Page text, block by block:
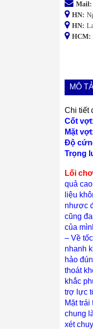
Mail:
HN:
HN:
HCM:
MÔ
Chi tiết
Cốt vợt:
Mặt vợt:
Độ
Trọng
Lối
quả
liệu
nhược
cũng
của
– Về
nhanh
hảo
thoát
khắc
trợ lực
Mặt
chung
xét